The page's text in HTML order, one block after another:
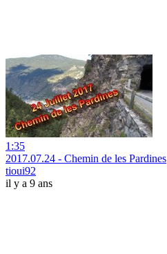
1:35
2017.07.24 - Chemin de les Pardines
tioui92
il y a 9 ans